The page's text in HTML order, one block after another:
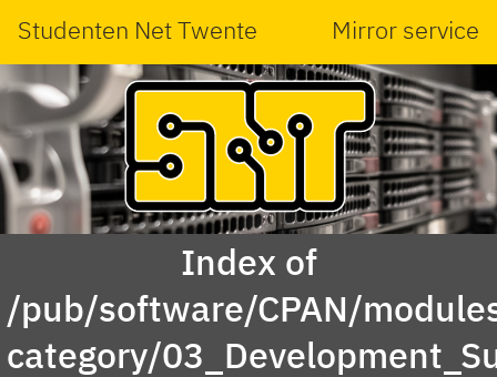
Studenten Net Twente Mirror service
Index of
/pub/software/CPAN/
category/